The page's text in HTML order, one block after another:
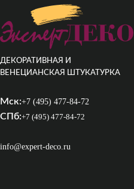
ДЕКОРАТИВНАЯ И
ВЕНЕЦИАНСКАЯ ШТУКАТУРКА
Мск:+7 (495) 477-84-72
СПб:+7 (495) 477-84-72
info@expert-deco.ru